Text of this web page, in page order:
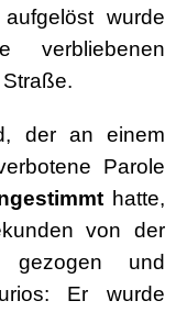
wurde
verbliebenen
der an einem
Parole
hatte,
von der
und
Er wurde